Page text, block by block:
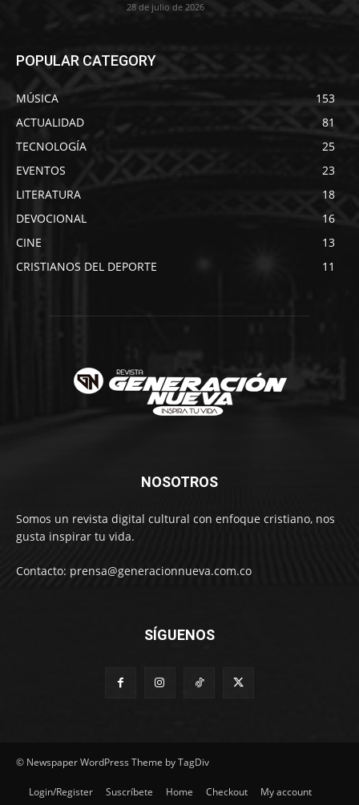
28 de julio de 2026
POPULAR CATEGORY
MÚSICA
153
ACTUALIDAD
81
TECNOLOGÍA
25
EVENTOS
23
LITERATURA
18
DEVOCIONAL
16
CINE
13
CRISTIANOS DEL DEPORTE
11
NOSOTROS
Somos un revista digital cultural con enfoque cristiano, nos
gusta inspirar tu vida.
Contacto: prensa@generacionnueva.com.co
SÍGUENOS
© Newspaper WordPress Theme by TagDiv
Login/Register Suscríbete Home Checkout
My account